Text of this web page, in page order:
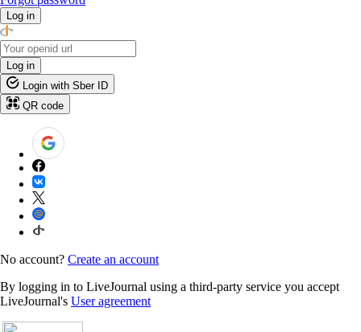
Log in
Log in
Login with Sber ID
QR code
No account? Create an account
By logging in to LiveJournal using a third-party service you accept
LiveJournal's User agreement